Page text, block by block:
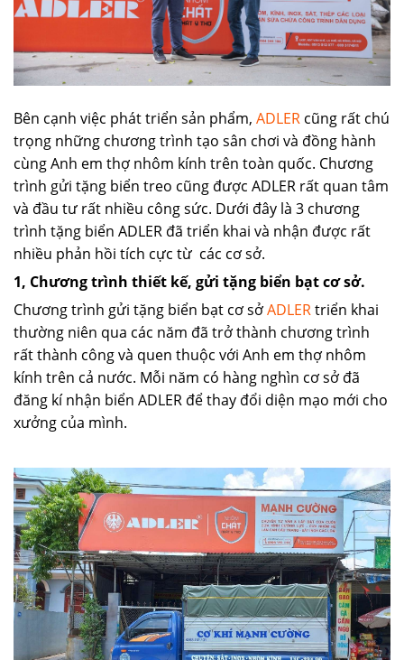
Bên cạnh việc phát triển sản phẩm, ADLER cũng rất chú
trọng những chương trình tạo sân chơi và đồng hành
cùng Anh em thợ nhôm kính trên toàn quốc. Chương
trình gửi tặng biển treo cũng được ADLER rất quan tâm
và đầu tư rất nhiều công sức. Dưới đây là 3 chương
trình tặng biển ADLER đã triển khai và nhận được rất
nhiều phản hồi tích cực từ các cơ sở.
1, Chương trình thiết kế, gửi tặng biển bạt cơ sở.
Chương trình gửi tặng biển bạt cơ sởADLERtriển khai
thường niên qua các năm đã trở thành chương trình
rất thành công và quen thuộc với Anh em thợ nhôm
kính trên cả nước. Mỗi năm có hàng nghìn cơ sở đã
đăng kí nhận biển ADLER để thay đổi diện mạo mới cho
xưởng của mình.